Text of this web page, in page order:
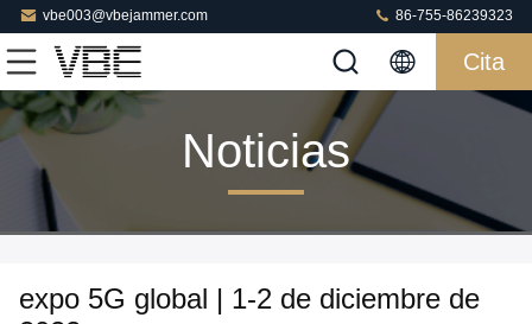
vbe003@vbejammer.com 86-755-86239323
Cita
Noticias
expo 5G global | 1-2 de diciembre de